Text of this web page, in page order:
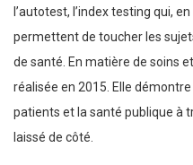
l’autotest, l’index testing qui,
permettent de toucher les
de santé. En matière de soins
réalisée en 2015. Elle
patients et la santé publique à
laissé de côté.